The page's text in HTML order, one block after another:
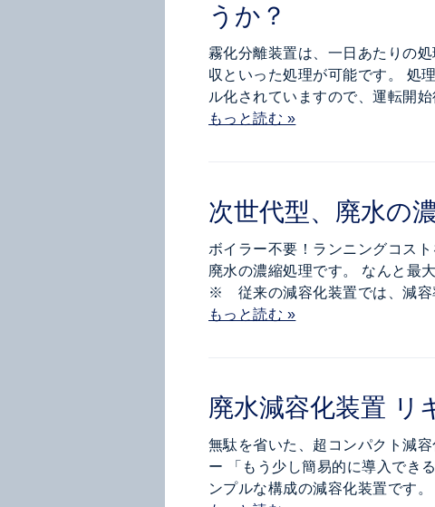
うか？
霧化分離装置は、一日あたりの
収といった処理が可能です。 処
ル化されていますので、運転開
もっと読む »
次世代型、廃水の
ボイラー不要！ランニングコス
廃水の濃縮処理です。 なんと最
※ 従来の減容化装置では、減
もっと読む »
廃水減容化装置 リ
無駄を省いた、超コンパクト減
ー 「もう少し簡易的に導入でき
ンプルな構成の減容化装置です